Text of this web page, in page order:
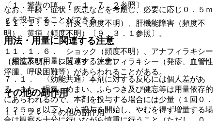
〔１．警告の項、７．１、７．２参照〕。
１１．１．５． 肝炎（頻度不明）、肝機能障害（頻度不
明）、黄疸（頻度不明）〔９．３．１参照〕。
１１．１．６． ショック（頻度不明）、アナフィラキシー
（頻度不明）：ショック、アナフィラキシー（発疹、血管性
浮腫、呼吸困難等）があらわれることがある。
その他の副作用
１１．２． その他の副作用
なお、年齢・症状・疾患などを考慮し、必要に応じ０．５ｍ
ｇを投与することができる。
用法・用量に関連する注意
（用法及び用量に関連する注意）
７．１． 〈効能共通〉本剤に対する反応には個人差があ
る、また、眠気、めまい、ふらつき及び健忘等は用量依存的
にあらわれるので、本剤を投与する場合には少量（１回０．
１２５ｍｇ以下）から投与を開始し、やむを得ず増量する場